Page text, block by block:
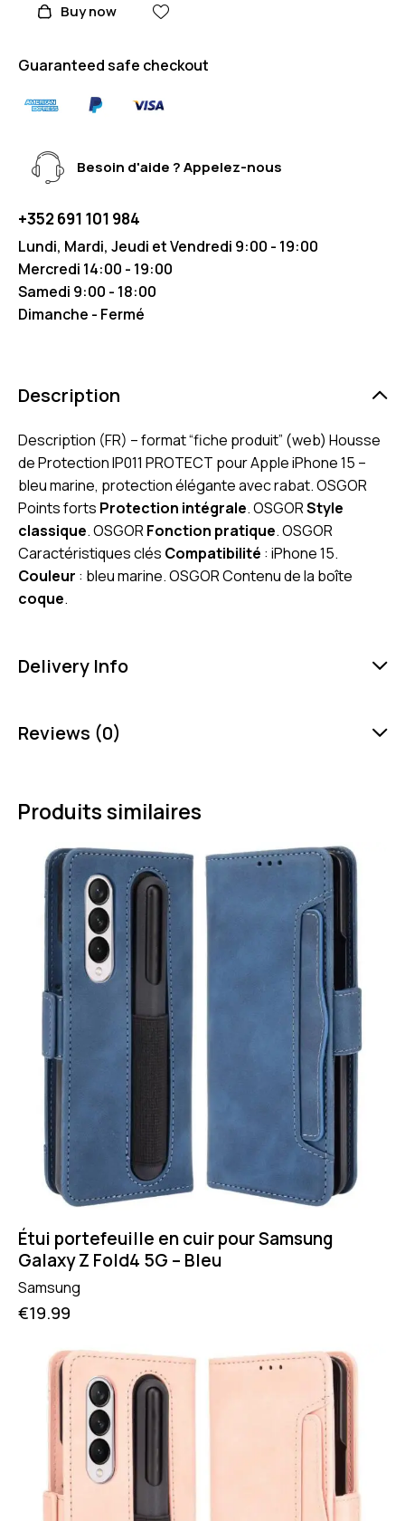
Buy now
Guaranteed safe checkout
Besoin d'aide ? Appelez-nous
+352 691 101 984
Lundi, Mardi, Jeudi et Vendredi 9:00 - 19:00
Mercredi 14:00 - 19:00
Samedi 9:00 - 18:00
Dimanche - Fermé
Description
Description (FR) – format “fiche produit” (web) Housse
de Protection IP011 PROTECT pour Apple iPhone 15 –
bleu marine, protection élégante avec rabat. OSGOR
Points forts Protection intégrale. OSGORStyle
classique. OSGORFonction pratique. OSGOR
Caractéristiques clés Compatibilité : iPhone 15.
Couleur : bleu marine. OSGOR Contenu de la boîte
coque.
Delivery Info
Reviews (0)
Produits similaires
Étui portefeuille en cuir pour Samsung
Galaxy Z Fold4 5G – Bleu
Samsung
€19.99